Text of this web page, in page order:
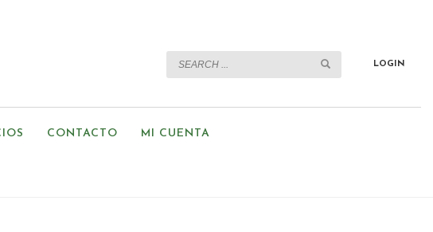
LOGIN
CONTACTO MI CUENTA